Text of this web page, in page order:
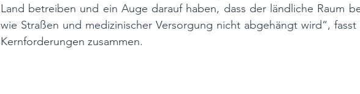
Land betreiben und ein Auge darauf haben, dass der ländliche Raum
wie Straßen und medizinischer Versorgung nicht abgehängt wird“,
Kernforderungen zusammen.